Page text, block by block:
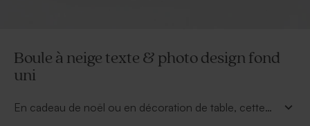
Boule à neige texte & photo design fond
uni
En cadeau de noël ou en décoration de table, cette